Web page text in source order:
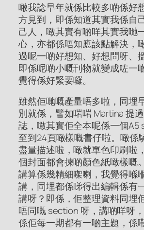
噉我諗早年就係比較多啲係好
方見到，即係知道其實我係自
己人，噉其實有啲咩其實我哋
心，亦都係唔知應該點解決，
過呢一啲好想知、好想問呀、
即係呢啲小嘅刊物就變成咗一
覺得係好緊要囉。
雖然佢哋嘅產量唔多啦，同埋
別就係，譬如啱啱 Martina 提
誌，噉其實佢全本呢係一個A5
至到24頁噉樣嘅書仔啦。噉係
盡量描述啦，噉就單色印刷啦
個封面都會揀啲顏色紙噉樣嘅
講算係幾精細㗎喇，我覺得喺
講，同埋都係睇得出編輯係有
講呀？即係，佢整理資料同埋
唔同嘅 section 呀，講啲咩呀
係佢每一期都有一啲主題，係嘞